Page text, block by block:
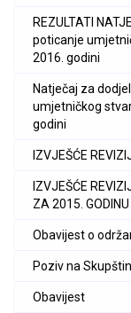
REZULTATI
poticanje
2016. godini
Natječaj za
umjetničkog
godini
IZVJEŠĆE
IZVJEŠĆE
ZA 2015. GODINU
Obavijest o
Poziv na
Obavijest